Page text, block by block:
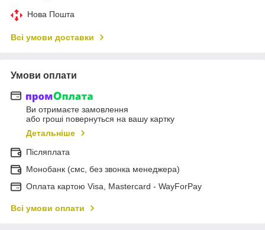
Нова Пошта
Всі умови доставки
Умови оплати
Ви отримаєте замовлення
або гроші повернуться на вашу картку
Детальніше
Післяплата
Монобанк (смс, без звонка менеджера)
Оплата картою Visa, Mastercard - WayForPay
Всі умови оплати